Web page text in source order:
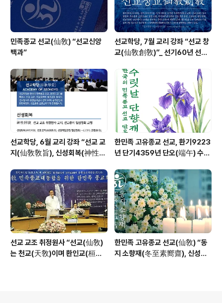
민족종교 선교(仙敎) “선교신앙
백과”
선교학당, 7월 교리 강좌 “선교 창
교(仙敎創敎)”_ 선기60년 선교
선교학당, 6월 교리 강좌 “선교 교
지(仙敎敎旨), 신성회복(神性回
열린학당
한민족 고유종교 선교, 환기9223
년 단기4359년 단오(端午) 수릿
사님 신성교화법문
선교 교조 취정원사 “선교(仙敎)
는 천교(天敎)이며 환인교(桓因
한민족 고유종교 선교(仙敎) “동
지 소향재(冬至素嚮齋), 신성의